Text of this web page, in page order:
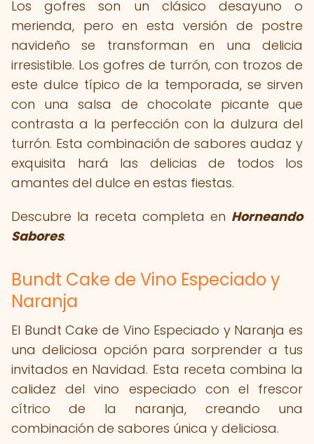
Los gofres son un clásico desayuno o
merienda, pero en esta versión de postre
navideño se transforman en una delicia
irresistible. Los gofres de turrón, con trozos de
este dulce típico de la temporada, se sirven
con una salsa de chocolate picante que
contrasta a la perfección con la dulzura del
turrón. Esta combinación de sabores audaz y
exquisita hará las delicias de todos los
amantes del dulce en estas fiestas.
Descubre la receta completa en Horneando
Sabores.
Bundt Cake de Vino Especiado y
Naranja
El Bundt Cake de Vino Especiado y Naranja es
una deliciosa opción para sorprender a tus
invitados en Navidad. Esta receta combina la
calidez del vino especiado con el frescor
cítrico de la naranja, creando una
combinación de sabores única y deliciosa.